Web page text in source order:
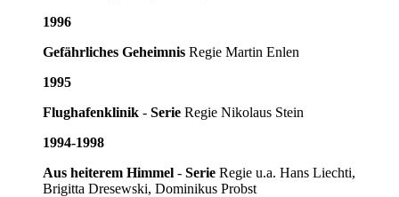
1996
Gefährliches Geheimnis Regie Martin Enlen
1995
Flughafenklinik - Serie Regie Nikolaus Stein
1994-1998
Aus heiterem Himmel - Serie Regie u.a. Hans Liechti,
Brigitta Dresewski, Dominikus Probst